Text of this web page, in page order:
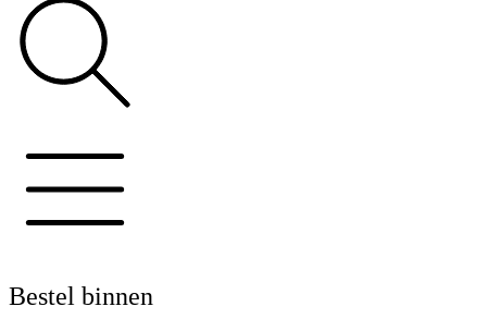
Bestel binnen